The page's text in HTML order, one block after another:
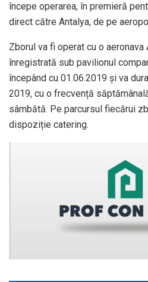
începe operarea, în premieră
direct către Antalya, de pe
Zborul va fi operat cu o aeronava
înregistrată sub pavilionul
începând cu 01.06.2019 și va
2019, cu o frecvență
sâmbătă. Pe parcursul fiecărui
dispoziție catering.